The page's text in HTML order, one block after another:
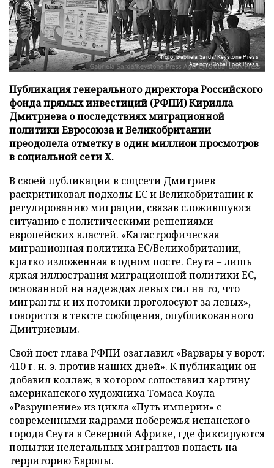
Фото: Gabriela Sarda/Keystone Press
Agency/Global Look Press
Публикация генерального директора Российского
фонда прямых инвестиций (РФПИ) Кирилла
Дмитриева о последствиях миграционной
политики Евросоюза и Великобритании
преодолела отметку в один миллион просмотров
в социальной сети X.
В своей публикации в соцсети Дмитриев
раскритиковал подходы ЕС и Великобритании к
регулированию миграции, связав сложившуюся
ситуацию с политическими решениями
европейских властей. «Катастрофическая
миграционная политика ЕС/Великобритании,
кратко изложенная в одном посте. Сеута – лишь
яркая иллюстрация миграционной политики ЕС,
основанной на надеждах левых сил на то, что
мигранты и их потомки проголосуют за левых», –
говорится в тексте сообщения, опубликованного
Дмитриевым.
Свой пост глава РФПИ озаглавил «Варвары у ворот:
410 г. н. э. против наших дней». К публикации он
добавил коллаж, в котором сопоставил картину
американского художника Томаса Коула
«Разрушение» из цикла «Путь империи» с
современными кадрами побережья испанского
города Сеута в Северной Африке, где фиксируются
попытки нелегальных мигрантов попасть на
территорию Европы.